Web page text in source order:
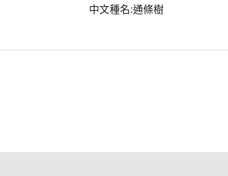
中文種名:通條樹